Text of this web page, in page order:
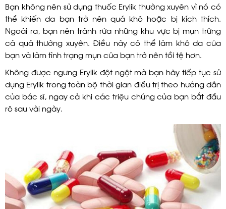
Bạn không nên sử dụng thuốc Erylik thường xuyên vì nó có
thể khiến da bạn trở nên quá khô hoặc bị kích thích.
Ngoài ra, bạn nên tránh rửa những khu vực bị mụn trứng
cá quá thường xuyên. Điều này có thể làm khô da của
bạn và làm tình trạng mụn của bạn trở nên tồi tệ hơn.
Không được ngưng Erylik đột ngột mà bạn hãy tiếp tục sử
dụng Erylik trong toàn bộ thời gian điều trị theo hướng dẫn
của bác sĩ, ngay cả khi các triệu chứng của bạn bắt đầu
rõ sau vài ngày.